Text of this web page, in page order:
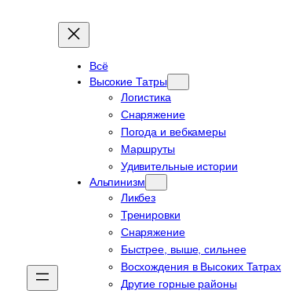
Всё
Высокие Татры
Логистика
Снаряжение
Погода и вебкамеры
Маршруты
Удивительные истории
Альпинизм
Ликбез
Тренировки
Снаряжение
Быстрее, выше, сильнее
Восхождения в Высоких Татрах
Другие горные районы